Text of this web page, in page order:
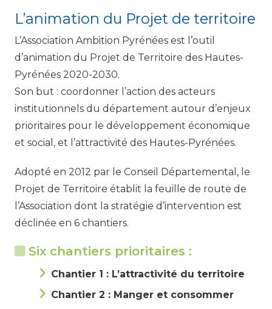
L’animation du Projet de territoire
L’Association Ambition Pyrénées est l’outil
d’animation du Projet de Territoire des Hautes-
Pyrénées 2020-2030.
Son but : coordonner l’action des acteurs
institutionnels du département autour d’enjeux
prioritaires pour le développement économique
et social, et l’attractivité des Hautes-Pyrénées.
Adopté en 2012 par le Conseil Départemental, le
Projet de Territoire établit la feuille de route de
l’Association dont la stratégie d’intervention est
déclinée en 6 chantiers.
Six chantiers prioritaires :
Chantier 1 : L’attractivité du territoire
Chantier 2 : Manger et consommer